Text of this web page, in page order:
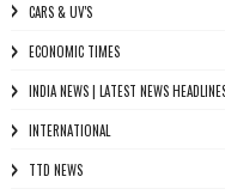
CARS & UV'S
ECONOMIC TIMES
INDIA NEWS | LATEST NEWS
INTERNATIONAL
TTD NEWS